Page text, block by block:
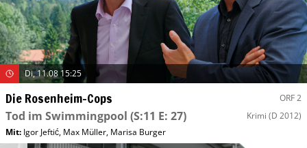
Di, 11.08 15:25
Die Rosenheim-Cops ORF 2
Tod im Swimmingpool (S:11 E: 27) Krimi (D 2012)
Mit: Igor Jeftić, Max Müller, Marisa Burger